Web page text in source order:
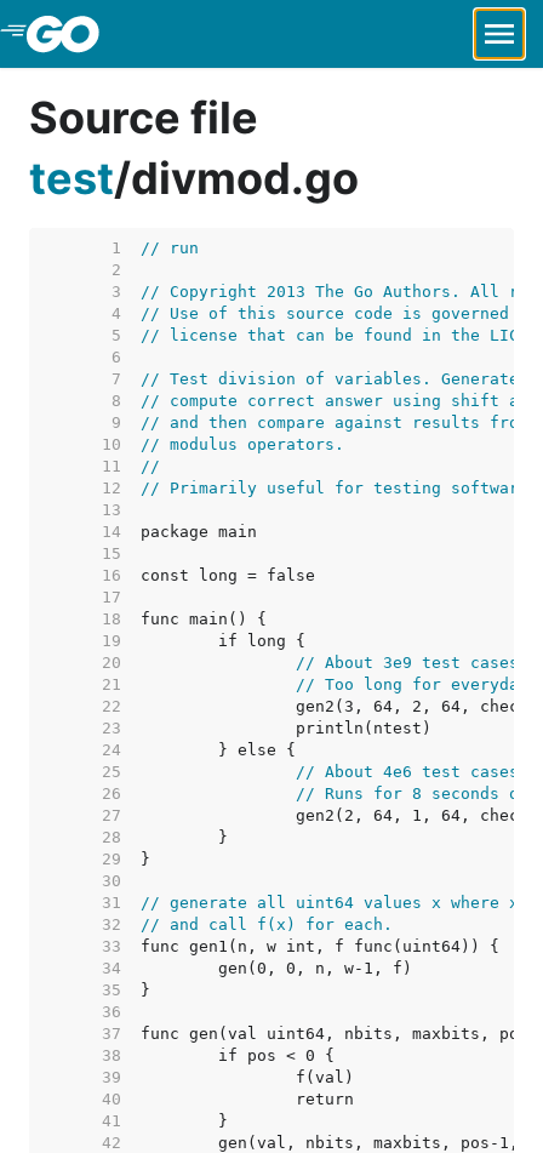
Skip to Main Content
Source file
test/divmod.go
     1
// run
     2
     3
// Copyright 2013 The Go Authors. All
     4
// Use of this source code is governed by
     5
// license that can be found in the
     6
     7
// Test division of variables. Generate
     8
// compute correct answer using shift
     9
// and then compare against results from
    10
// modulus operators.
    11
//
    12
// Primarily useful for testing software
    13
    14
    15
    16
    17
    18
    19
    20
// About 3e9 test cases
    21
// Too long for everyday
    22
    23
    24
    25
// About 4e6 test cases
    26
// Runs for 8 seconds on
    27
    28
    29
    30
    31
// generate all uint64 values x where x
    32
// and call f(x) for each.
    33
    34
    35
    36
    37
    38
    39
    40
    41
    42